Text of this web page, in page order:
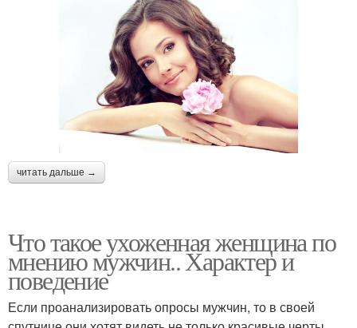
читать дальше →
Что такое ухоженная женщина по
мнению мужчин.. Характер и
поведение
Если проанализировать опросы мужчин, то в своей